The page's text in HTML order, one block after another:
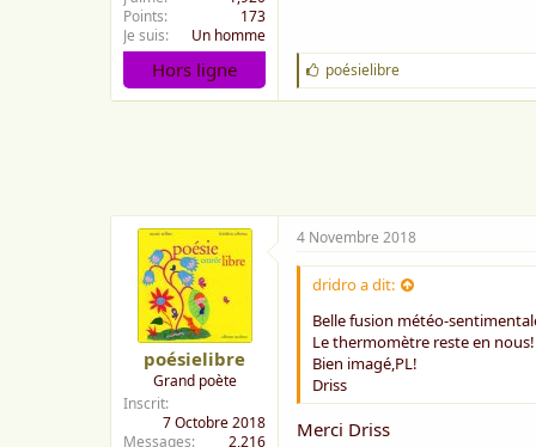
Points
173
Je suis
Un homme
Hors ligne
J
'
a
poésielibre
poésielibre
Grand poète
Inscrit
7 Octobre 2018
Messages
2,216
4 Novembre 2018
dridro a dit:
Belle fusion météo-
Le thermomètre reste en nous!
Bien imagé,PL!
Driss
Merci Driss